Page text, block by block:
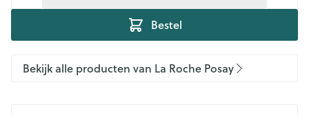
Bestel
Bekijk alle producten van La Roche Posay